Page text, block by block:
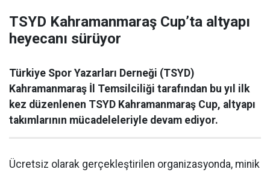
TSYD Kahramanmaraş Cup’ta altyapı
heyecanı sürüyor
Türkiye Spor Yazarları Derneği (TSYD)
Kahramanmaraş İl Temsilciliği tarafından bu yıl ilk
kez düzenlenen TSYD Kahramanmaraş Cup, altyapı
takımlarının mücadeleleriyle devam ediyor.
Ücretsiz olarak gerçekleştirilen organizasyonda, minik